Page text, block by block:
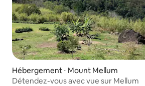
Hébergement ⋅ Mount Mellum
Détendez-vous avec vue sur Mellum